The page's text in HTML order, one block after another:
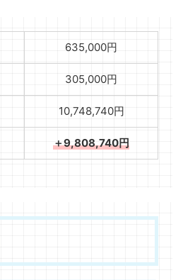
635,000円
305,000円
10,748,740円
＋9,808,740円